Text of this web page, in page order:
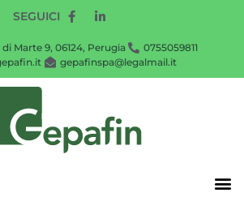
SEGUICI
Marte 9, 06124, Perugia
0755059811
gepafinspa@legalmail.it